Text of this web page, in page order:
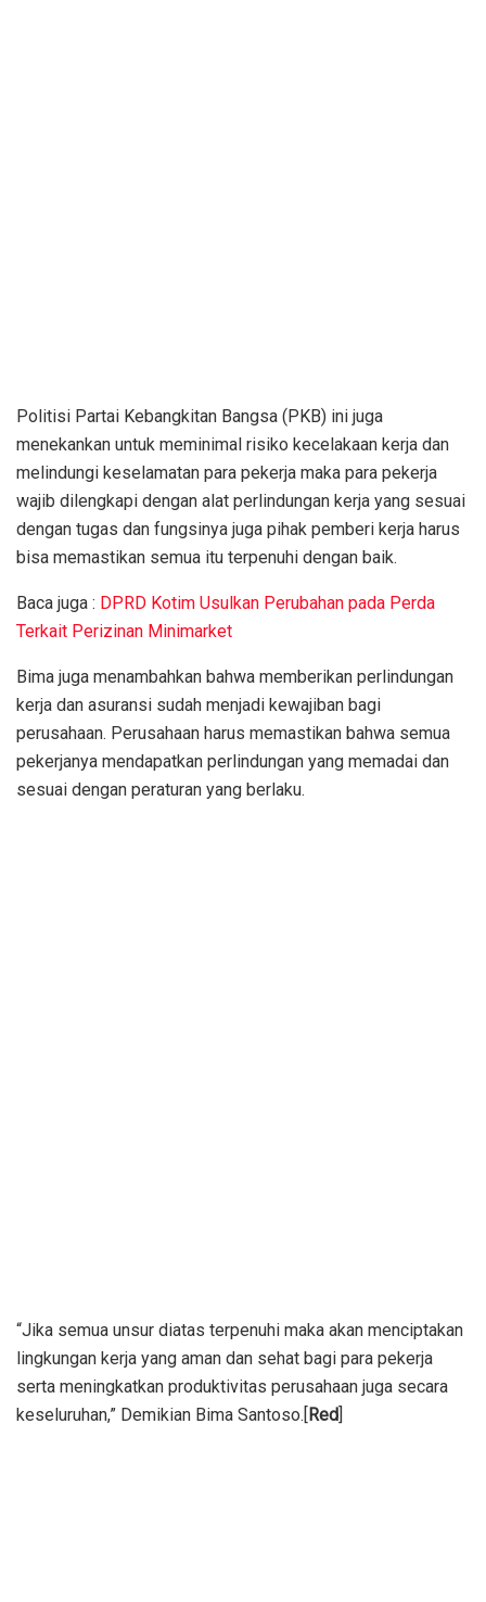
Politisi Partai Kebangkitan Bangsa (PKB) ini juga
menekankan untuk meminimal risiko kecelakaan kerja dan
melindungi keselamatan para pekerja maka para pekerja
wajib dilengkapi dengan alat perlindungan kerja yang sesuai
dengan tugas dan fungsinya juga pihak pemberi kerja harus
bisa memastikan semua itu terpenuhi dengan baik.
Baca juga : DPRD Kotim Usulkan Perubahan pada Perda
Terkait Perizinan Minimarket
Bima juga menambahkan bahwa memberikan perlindungan
kerja dan asuransi sudah menjadi kewajiban bagi
perusahaan. Perusahaan harus memastikan bahwa semua
pekerjanya mendapatkan perlindungan yang memadai dan
sesuai dengan peraturan yang berlaku.
“Jika semua unsur diatas terpenuhi maka akan menciptakan
lingkungan kerja yang aman dan sehat bagi para pekerja
serta meningkatkan produktivitas perusahaan juga secara
keseluruhan,” Demikian Bima Santoso.[Red]